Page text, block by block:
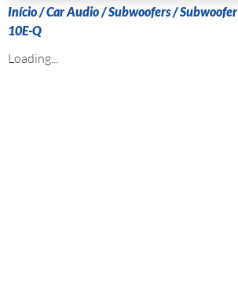
Início/Car Audio/Subwoofers/
10E-Q
Loading...